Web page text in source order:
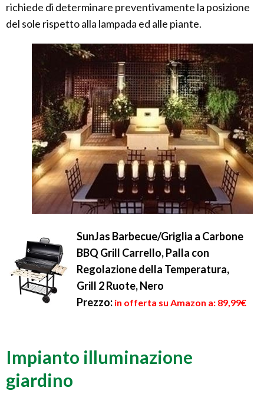
richiede di determinare preventivamente la posizione
del sole rispetto alla lampada ed alle piante.
SunJas Barbecue/Griglia a Carbone
BBQ Grill Carrello, Palla con
Regolazione della Temperatura,
Grill 2 Ruote, Nero
Prezzo: in offerta su Amazon a: 89,99€
Impianto illuminazione
giardino